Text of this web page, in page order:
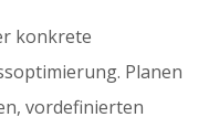
konkrete
Planen
vordefinierten